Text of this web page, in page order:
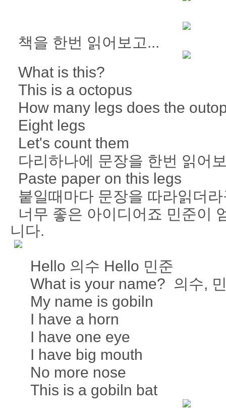
책을 한번 읽어보고...
What is this?
This is a octopus
How many legs does the
Eight legs
Let's count them
다리하나에 문장을 한번 읽어
Paste paper on this legs
붙일때마다 문장을 따라읽더
너무 좋은 아이디어죠 민준이
니다.
Hello 의수 Hello 민준
What is your name? 의수,
My name is gobiln
I have a horn
I have one eye
I have big mouth
No more nose
This is a gobiln bat